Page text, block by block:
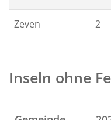
Zeven 2
Inseln ohne